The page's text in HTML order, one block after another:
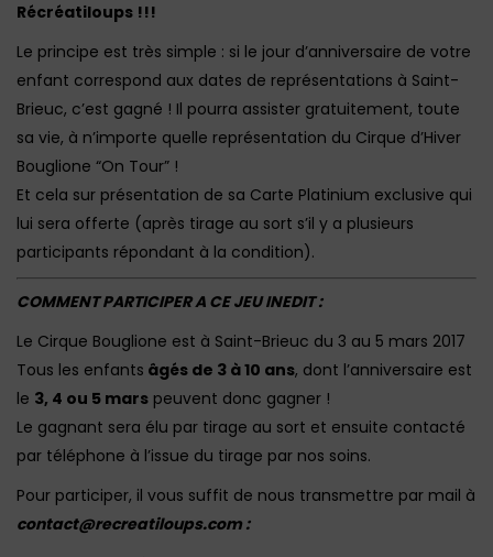
Récréatiloups !!!
Le principe est très simple : si le jour d’anniversaire de votre
enfant correspond aux dates de représentations à Saint-
Brieuc, c’est gagné ! Il pourra assister gratuitement, toute
sa vie, à n’importe quelle représentation du Cirque d’Hiver
Bouglione “On Tour” !
Et cela sur présentation de sa Carte Platinium exclusive qui
lui sera offerte (après tirage au sort s’il y a plusieurs
participants répondant à la condition).
COMMENT PARTICIPER A CE JEU INEDIT :
Le Cirque Bouglione est à Saint-Brieuc du 3 au 5 mars 2017
Tous les enfants âgés de 3 à 10 ans, dont l’anniversaire est
le 3, 4 ou 5 mars peuvent donc gagner !
Le gagnant sera élu par tirage au sort et ensuite contacté
par téléphone à l’issue du tirage par nos soins.
Pour participer, il vous suffit de nous transmettre par mail à
contact@recreatiloups.com :